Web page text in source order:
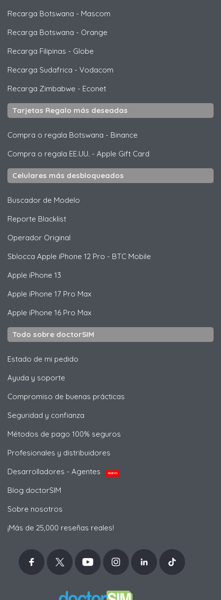
Recarga Botswana - Mascom
Recarga Botswana - Orange
Recarga Filipinas - Globe
Recarga Sudafrica - Vodacom
Recarga Zimbabwe - Econet
Tarjetas Regalo más deseadas
Compra o regala Botswana - Binance
Compra o regala EE.UU. - Apple Gift Card
Celulares más desbloqueados
Buscador de Modelo
Reporte Blacklist
Operador Original
Sblocca Apple iPhone 12 Pro - BTC Mobile
Apple iPhone 13
Apple iPhone 17 Pro Max
Apple iPhone 16 Pro Max
Todo sobre doctorSIM
Estado de mi pedido
Ayuda y soporte
Compromiso de buenas prácticas
Seguridad y confianza
Métodos de pago 100% seguros
Profesionales y distribuidores
Desarrolladores - Agentes
NUEVO
Blog doctorSIM
Sobre nosotros
¡Más de 25,000 reseñas reales!